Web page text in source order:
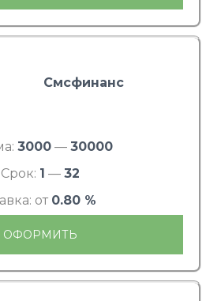
Смсфинанс
3000— 30000
Срок: 1 — 32
от 0.80 %
ОФОРМИТЬ